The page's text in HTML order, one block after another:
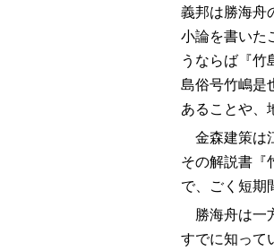
義邦は勝海舟
小論を書いた
うならば『
島俗号竹嶋是
あることや、
金森建策は
その解説書『
で、ごく短期
勝海舟は一
すでに知って